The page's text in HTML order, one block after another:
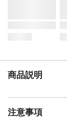
リー容量
充電時間
商品説明
注意事項